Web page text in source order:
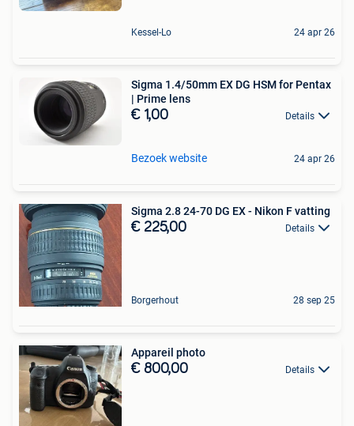
Kessel-Lo 24 apr 26
Sigma 1.4/50mm EX DG HSM for Pentax
| Prime lens
€ 1,00 Details
Bezoek website 24 apr 26
Sigma 2.8 24-70 DG EX - Nikon F vatting
€ 225,00 Details
Borgerhout 28 sep 25
Appareil photo
€ 800,00 Details